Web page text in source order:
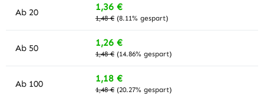
Ab 20 1,36 €
1,48 € (8.11% gespart)
Ab 50 1,26 €
1,48 € (14.86% gespart)
Ab 100 1,18 €
1,48 € (20.27% gespart)